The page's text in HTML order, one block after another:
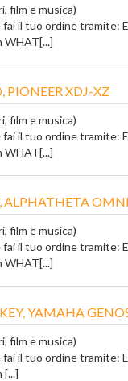
film e musica)
il tuo ordine tramite:
WHAT[...]
PIONEER XDJ-XZ
film e musica)
il tuo ordine tramite:
WHAT[...]
ALPHATHETA
film e musica)
il tuo ordine tramite:
WHAT[...]
YAMAHA
film e musica)
il tuo ordine tramite:
[...]